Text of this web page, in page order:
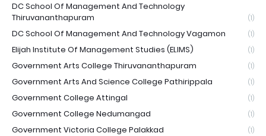
DC School Of Management And Technology
Thiruvananthapuram
(1)
DC School Of Management And Technology Vagamon (1)
Elijah Institute Of Management Studies (ELIMS) (1)
Government Arts College Thiruvananthapuram (1)
Government Arts And Science College Pathirippala (1)
Government College Attingal (1)
Government College Nedumangad (1)
Government Victoria College Palakkad (1)